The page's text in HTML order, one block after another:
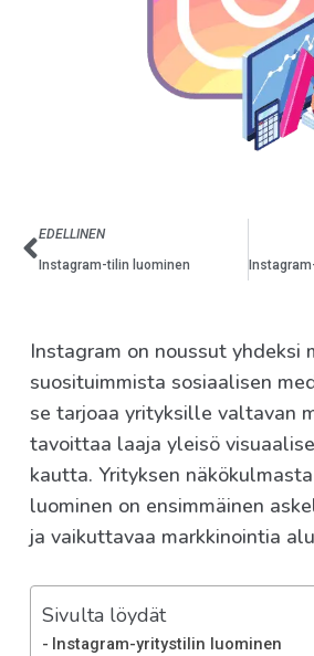
EDELLINEN
Instagram-tilin luominen
Instagram on noussut yhdeksi
suosituimmista sosiaalisen
se tarjoaa yrityksille valtavan
tavoittaa laaja yleisö
kautta. Yrityksen
luominen on ensimmäinen
ja vaikuttavaa markkinointia
Sivulta löydät
Instagram-yritystilin luominen